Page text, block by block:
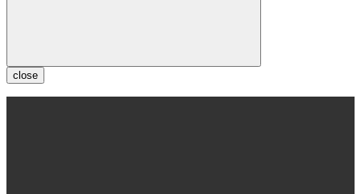
close